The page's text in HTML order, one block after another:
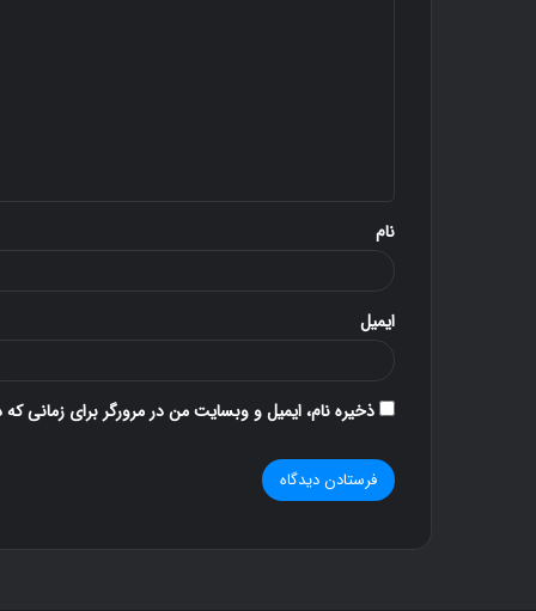
نام
ایمیل
ذخیره نام، ایمیل و وبسایت من در مرورگر برای زمانی